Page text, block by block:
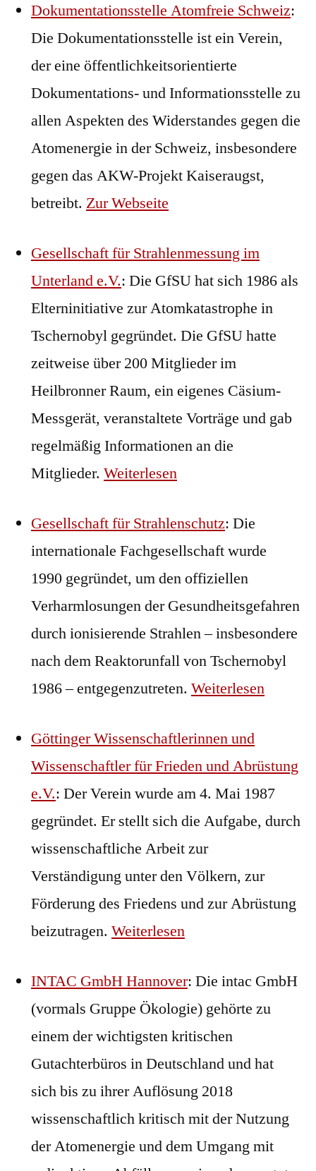
Dokumentationsstelle Atomfreie Schweiz:
Die Dokumentationsstelle ist ein Verein,
der eine öffentlichkeitsorientierte
Dokumentations- und Informationsstelle zu
allen Aspekten des Widerstandes gegen die
Atomenergie in der Schweiz, insbesondere
gegen das AKW-Projekt Kaiseraugst,
betreibt. Zur Webseite
Gesellschaft für Strahlenmessung im
Unterland e.V.: Die GfSU hat sich 1986 als
Elterninitiative zur Atomkatastrophe in
Tschernobyl gegründet. Die GfSU hatte
zeitweise über 200 Mitglieder im
Heilbronner Raum, ein eigenes Cäsium-
Messgerät, veranstaltete Vorträge und gab
regelmäßig Informationen an die
Mitglieder. Weiterlesen
Gesellschaft für Strahlenschutz: Die
internationale Fachgesellschaft wurde
1990 gegründet, um den offiziellen
Verharmlosungen der Gesundheitsgefahren
durch ionisierende Strahlen – insbesondere
nach dem Reaktorunfall von Tschernobyl
1986 – entgegenzutreten. Weiterlesen
Göttinger Wissenschaftlerinnen und
Wissenschaftler für Frieden und Abrüstung
e.V.: Der Verein wurde am 4. Mai 1987
gegründet. Er stellt sich die Aufgabe, durch
wissenschaftliche Arbeit zur
Verständigung unter den Völkern, zur
Förderung des Friedens und zur Abrüstung
beizutragen. Weiterlesen
INTAC GmbH Hannover: Die intac GmbH
(vormals Gruppe Ökologie) gehörte zu
einem der wichtigsten kritischen
Gutachterbüros in Deutschland und hat
sich bis zu ihrer Auflösung 2018
wissenschaftlich kritisch mit der Nutzung
der Atomenergie und dem Umgang mit